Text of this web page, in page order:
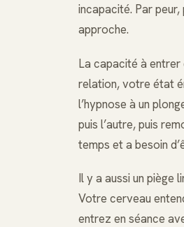
incapacité. Par
approche.
La capacité à entrer
relation, votre état
l’hypnose à un
puis l’autre, puis
temps et a besoin
Il y a aussi un piège
Votre cerveau
entrez en séance